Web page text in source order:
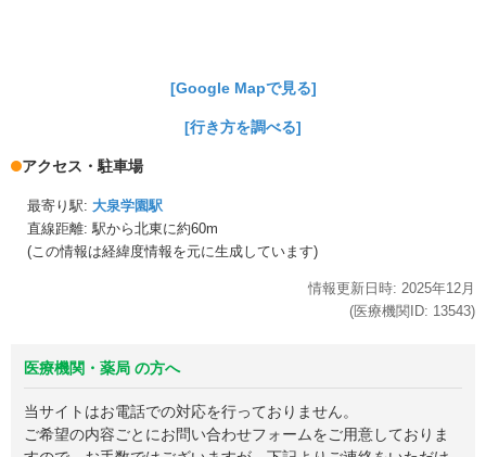
[Google Mapで見る]
[行き方を調べる]
アクセス・駐車場
最寄り駅: 大泉学園駅
直線距離: 駅から北東に約60m
(この情報は経緯度情報を元に生成しています)
情報更新日時: 2025年12月
(医療機関ID: 13543)
医療機関・薬局 の方へ
当サイトはお電話での対応を行っておりません。
ご希望の内容ごとにお問い合わせフォームをご用意しておりま